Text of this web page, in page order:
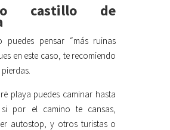
castillo de
puedes pensar “más ruinas
en este caso, te recomiendo
playa puedes caminar hasta
por el camino te cansas,
autostop, y otros turistas o